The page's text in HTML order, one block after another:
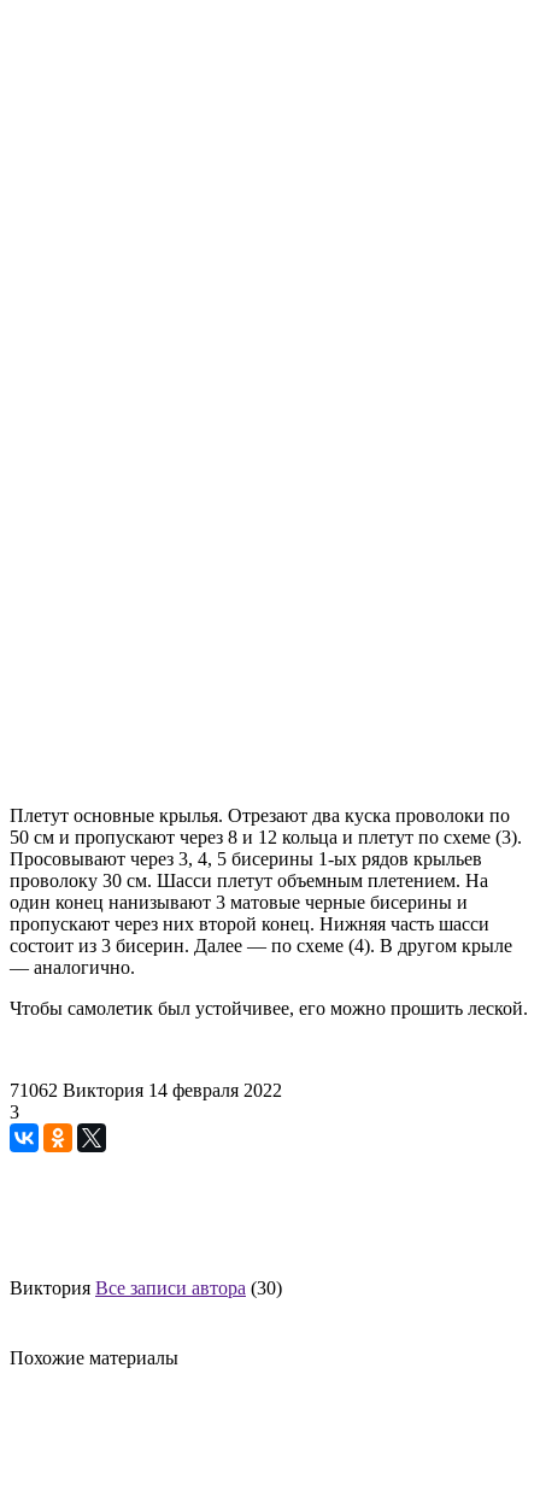
Плетут основные крылья. Отрезают два куска проволоки по
50 см и пропускают через 8 и 12 кольца и плетут по схеме (3).
Просовывают через 3, 4, 5 бисерины 1-ых рядов крыльев
проволоку 30 см. Шасси плетут объемным плетением. На
один конец нанизывают 3 матовые черные бисерины и
пропускают через них второй конец. Нижняя часть шасси
состоит из 3 бисерин. Далее — по схеме (4). В другом крыле
— аналогично.
Чтобы самолетик был устойчивее, его можно прошить леской.
71062 Виктория 14 февраля 2022
3
Виктория Все записи автора (30)
Похожие материалы